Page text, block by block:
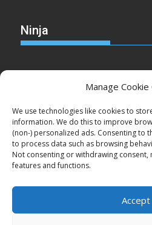
Manage
We use technologies like cookies to
information. We do this to improve
(non-) personalized ads. Consenting to
to process data such as browsing
Not consenting or withdrawing consent,
features and functions.
Accept
Ninja
Cake